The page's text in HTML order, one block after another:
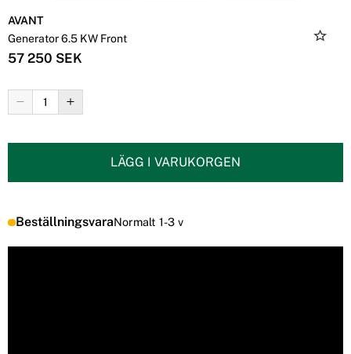
AVANT
Generator 6.5 KW Front
57 250 SEK
LÄGG I VARUKORGEN
BeställningsvaraNormalt 1-3 v